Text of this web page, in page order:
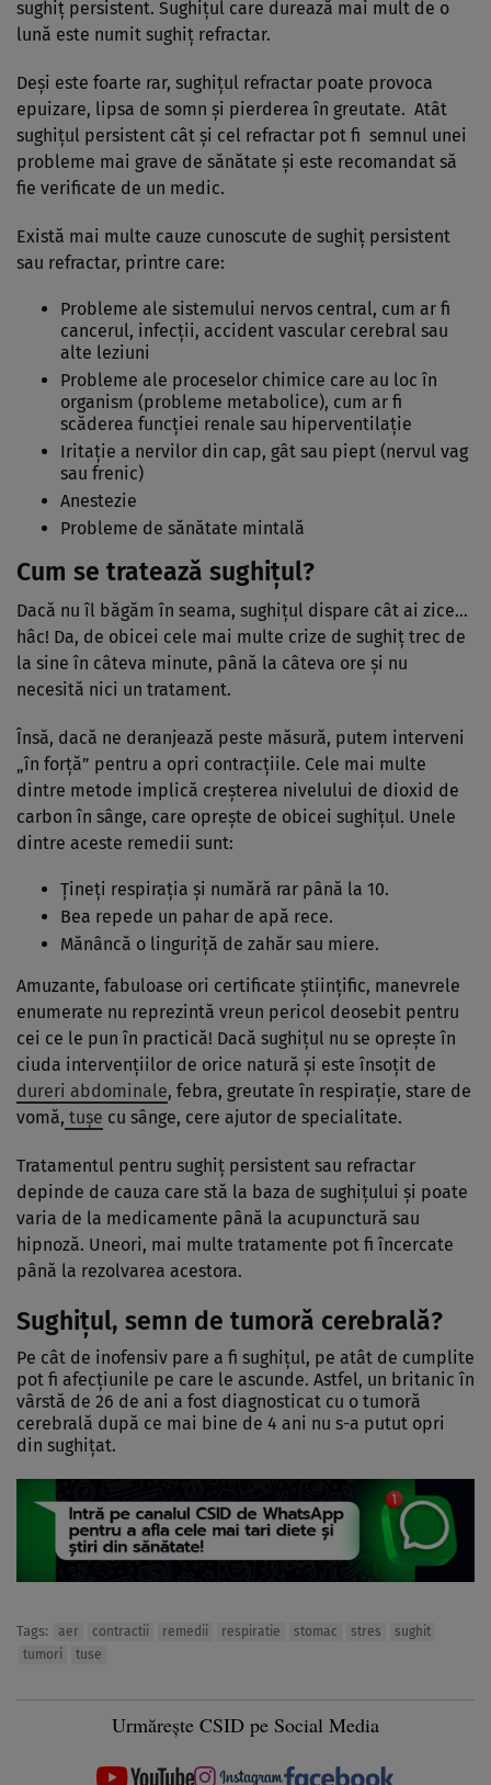
sughiț persistent. Sughiţul care durează mai mult de o
lună este numit sughiț refractar.
Deși este foarte rar, sughițul refractar poate provoca
epuizare, lipsa de somn și pierderea în greutate. Atât
sughițul persistent cât și cel refractar pot fi semnul unei
probleme mai grave de sănătate și este recomandat să
fie verificate de un medic.
Există mai multe cauze cunoscute de sughiț persistent
sau refractar, printre care:
Probleme ale sistemului nervos central, cum ar fi
cancerul, infecții, accident vascular cerebral sau
alte leziuni
Probleme ale proceselor chimice care au loc în
organism (probleme metabolice), cum ar fi
scăderea funcției renale sau hiperventilație
Iritație a nervilor din cap, gât sau piept (nervul vag
sau frenic)
Anestezie
Probleme de sănătate mintală
Cum se tratează sughițul?
Dacă nu îl băgăm în seama, sughițul dispare cât ai zice…
hâc! Da, de obicei cele mai multe crize de sughiț trec de
la sine în câteva minute, până la câteva ore și nu
necesită nici un tratament.
Însă, dacă ne deranjează peste măsură, putem interveni
„în forță” pentru a opri contracțiile. Cele mai multe
dintre metode implică creșterea nivelului de dioxid de
carbon în sânge, care oprește de obicei sughițul. Unele
dintre aceste remedii sunt:
Țineți respirația și numără rar până la 10.
Bea repede un pahar de apă rece.
Mănâncă o linguriță de zahăr sau miere.
Amuzante, fabuloase ori certificate științific, manevrele
enumerate nu reprezintă vreun pericol deosebit pentru
cei ce le pun în practică! Dacă sughițul nu se oprește în
ciuda intervențiilor de orice natură și este însoțit de
dureri abdominale, febra, greutate în respirație, stare de
vomă, tușe cu sânge, cere ajutor de specialitate.
Tratamentul pentru sughiț persistent sau refractar
depinde de cauza care stă la baza de sughițului și poate
varia de la medicamente până la acupunctură sau
hipnoză. Uneori, mai multe tratamente pot fi încercate
până la rezolvarea acestora.
Sughițul, semn de tumoră cerebrală?
Pe cât de inofensiv pare a fi sughițul, pe atât de cumplite
pot fi afecțiunile pe care le ascunde. Astfel, un britanic în
vârstă de 26 de ani a fost diagnosticat cu o tumoră
cerebrală după ce mai bine de 4 ani nu s-a putut opri
din sughițat.
Tags: aer contractii remedii respiratie stomac stres
sughit
tumori
tuse
Urmărește CSID pe Social Media